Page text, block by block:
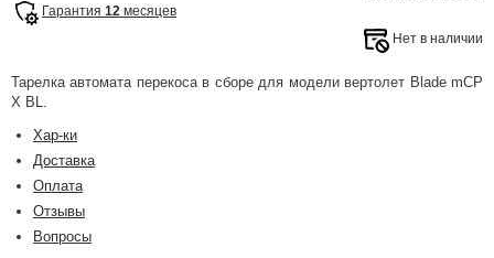
Гарантия 12 месяцев
Нет в наличии
Тарелка автомата перекоса в сборе для модели вертолет Blade mCP
X BL.
Хар-ки
Доставка
Оплата
Отзывы
Вопросы